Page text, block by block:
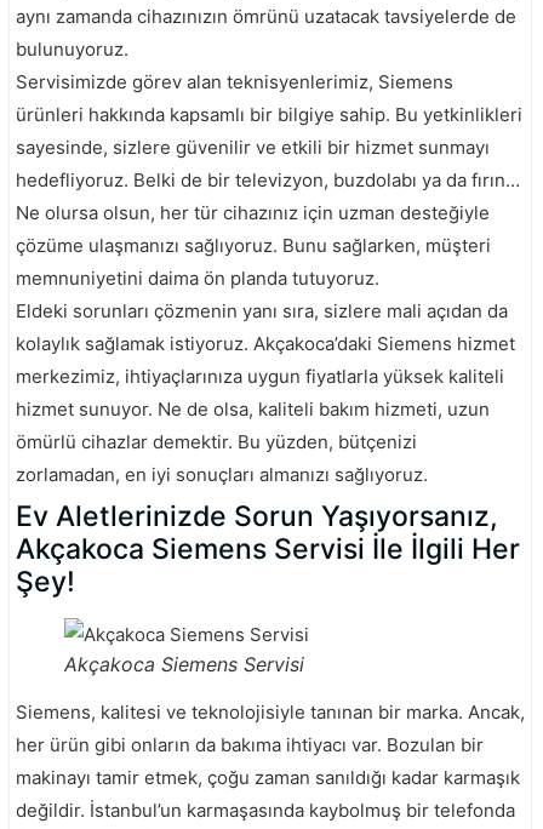
aynı zamanda cihazınızın ömrünü uzatacak tavsiyelerde de
bulunuyoruz.
Servisimizde görev alan teknisyenlerimiz, Siemens
ürünleri hakkında kapsamlı bir bilgiye sahip. Bu yetkinlikleri
sayesinde, sizlere güvenilir ve etkili bir hizmet sunmayı
hedefliyoruz. Belki de bir televizyon, buzdolabı ya da fırın…
Ne olursa olsun, her tür cihazınız için uzman desteğiyle
çözüme ulaşmanızı sağlıyoruz. Bunu sağlarken, müşteri
memnuniyetini daima ön planda tutuyoruz.
Eldeki sorunları çözmenin yanı sıra, sizlere mali açıdan da
kolaylık sağlamak istiyoruz. Akçakoca’daki Siemens hizmet
merkezimiz, ihtiyaçlarınıza uygun fiyatlarla yüksek kaliteli
hizmet sunuyor. Ne de olsa, kaliteli bakım hizmeti, uzun
ömürlü cihazlar demektir. Bu yüzden, bütçenizi
zorlamadan, en iyi sonuçları almanızı sağlıyoruz.
Ev Aletlerinizde Sorun Yaşıyorsanız,
Akçakoca Siemens Servisi İle İlgili Her
Şey!
Akçakoca Siemens Servisi
Siemens, kalitesi ve teknolojisiyle tanınan bir marka. Ancak,
her ürün gibi onların da bakıma ihtiyacı var. Bozulan bir
makinayı tamir etmek, çoğu zaman sanıldığı kadar karmaşık
değildir. İstanbul’un karmaşasında kaybolmuş bir telefonda